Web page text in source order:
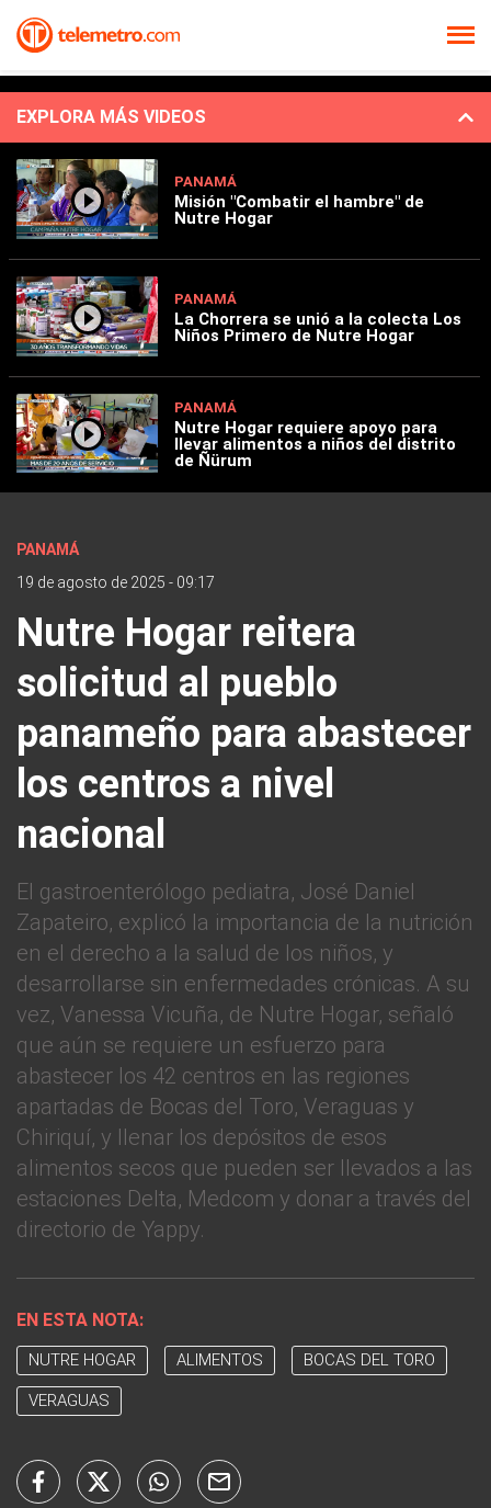
EXPLORA MÁS VIDEOS
PANAMÁ
Misión "Combatir el hambre" de
Nutre Hogar
PANAMÁ
La Chorrera se unió a la colecta Los
Niños Primero de Nutre Hogar
PANAMÁ
Nutre Hogar requiere apoyo para
llevar alimentos a niños del distrito
de Ñürum
PANAMÁ
19 de agosto de 2025 - 09:17
Nutre Hogar reitera
solicitud al pueblo
panameño para abastecer
los centros a nivel
nacional
El gastroenterólogo pediatra, José Daniel
Zapateiro, explicó la importancia de la nutrición
en el derecho a la salud de los niños, y
desarrollarse sin enfermedades crónicas. A su
vez, Vanessa Vicuña, de Nutre Hogar, señaló
que aún se requiere un esfuerzo para
abastecer los 42 centros en las regiones
apartadas de Bocas del Toro, Veraguas y
Chiriquí, y llenar los depósitos de esos
alimentos secos que pueden ser llevados a las
estaciones Delta, Medcom y donar a través del
directorio de Yappy.
EN ESTA NOTA:
NUTRE HOGAR ALIMENTOS BOCAS DEL TORO
VERAGUAS